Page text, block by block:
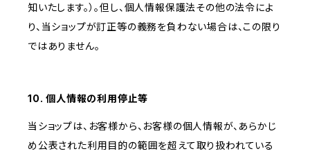
知いたします。）。但し、個人情報保護法その他の法令によ
り、当ショップが訂正等の義務を負わない場合は、この限り
ではありません。
10. 個人情報の利用停止等
当ショップは、お客様から、お客様の個人情報が、あらかじ
め公表された利用目的の範囲を超えて取り扱われている